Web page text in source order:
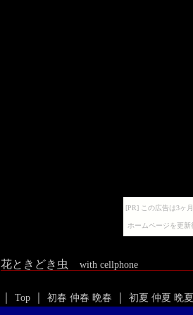
[PR] この広告は3ヶ
ホームページを更
花ときどき虫 with cellphone
Top 初春 仲春 晩春 初夏 仲夏 晩夏